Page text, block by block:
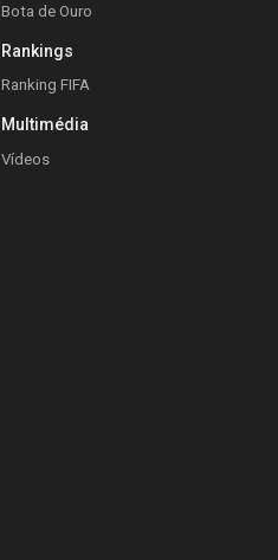
Bota de Ouro
Rankings
Ranking FIFA
Multimédia
Vídeos